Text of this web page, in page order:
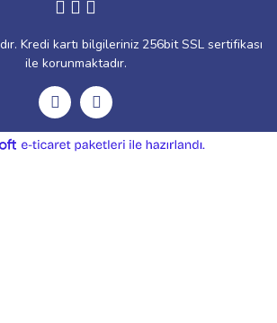
Kredi kartı bilgileriniz 256bit SSL sertifikası
ile korunmaktadır.
ideasoft
e-